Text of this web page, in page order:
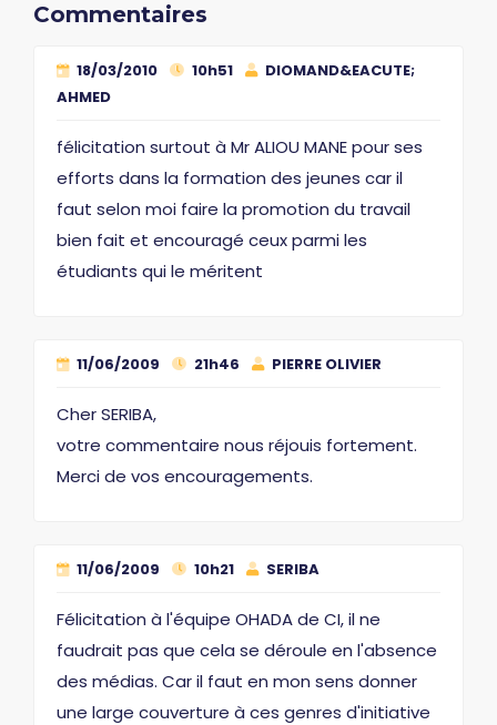
Commentaires
18/03/2010 10h51
DIOMAND&EACUTE;
AHMED
félicitation surtout à Mr ALIOU MANE pour ses
efforts dans la formation des jeunes car il
faut selon moi faire la promotion du travail
bien fait et encouragé ceux parmi les
étudiants qui le méritent
11/06/2009 21h46 PIERRE OLIVIER
Cher SERIBA,
votre commentaire nous réjouis fortement.
Merci de vos encouragements.
11/06/2009 10h21 SERIBA
Félicitation à l'équipe OHADA de CI, il ne
faudrait pas que cela se déroule en l'absence
des médias. Car il faut en mon sens donner
une large couverture à ces genres d'initiative